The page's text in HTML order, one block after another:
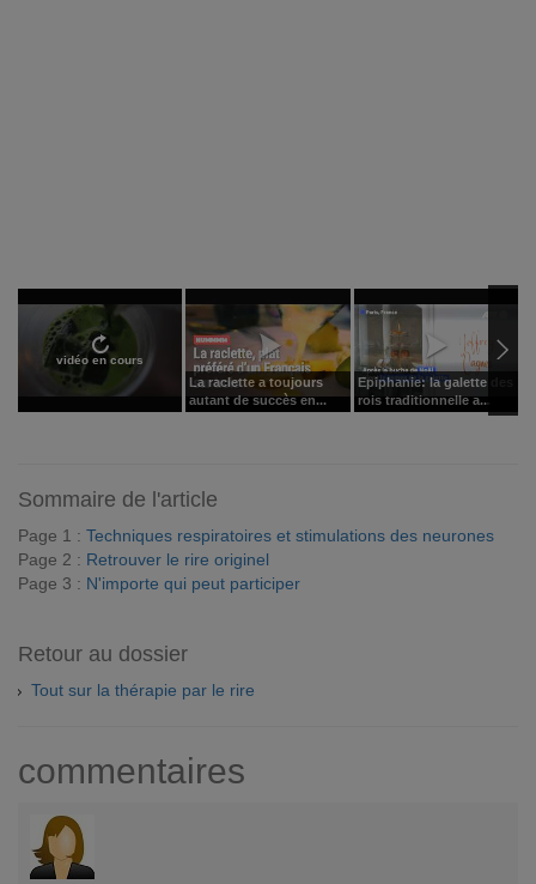
vidéo en cours
La raclette a toujours
autant de succès en...
Epiphanie: la galette des
rois traditionnelle a...
Sommaire de l'article
Page 1 : Techniques respiratoires et stimulations des neurones
Page 2 : Retrouver le rire originel
Page 3 : N'importe qui peut participer
Retour au dossier
Tout sur la thérapie par le rire
commentaires